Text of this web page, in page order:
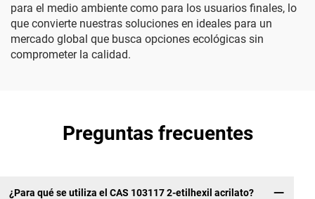
para el medio ambiente como para los usuarios finales, lo
que convierte nuestras soluciones en ideales para un
mercado global que busca opciones ecológicas sin
comprometer la calidad.
Preguntas frecuentes
¿Para qué se utiliza el CAS 103117 2-etilhexil acrilato?